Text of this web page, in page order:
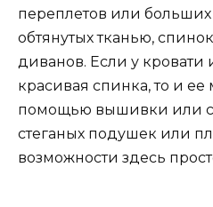
переплетов или больших
обтянутых тканью,
диванов. Если у кровати
красивая спинка, то и
помощью вышивки или
стеганых подушек или
возможности здесь